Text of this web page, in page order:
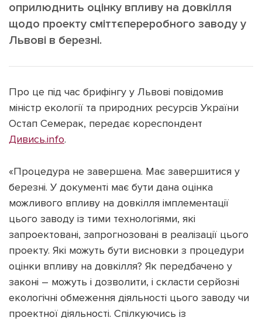
Зв'язатися з нами
[email protected]
Наші соц мережі
Підтримати dyvys.info
оприлюднить оцінку впливу на довкілля
щодо проекту сміттєпереробного заводу у
Львові в березні.
Про це під час брифінгу у Львові повідомив
міністр екології та природних ресурсів України
Остап Семерак, передає кореспондент
Дивись.info.
«Процедура не завершена. Має завершитися у
березні. У документі має бути дана оцінка
можливого впливу на довкілля імплементації
цього заводу із тими технологіями, які
запроектовані, запрогнозовані в реалізації цього
проекту. Які можуть бути висновки з процедури
оцінки впливу на довкілля? Як передбачено у
законі – можуть і дозволити, і скласти серйозні
екологічні обмеження діяльності цього заводу чи
проектної діяльності. Спілкуючись із